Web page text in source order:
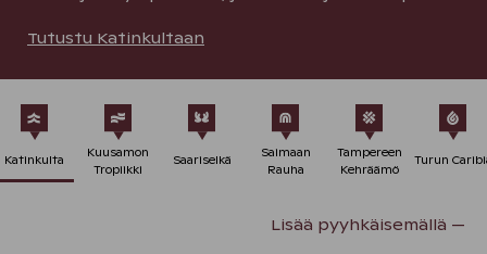
Tutustu Katinkultaan
Katinkulta
Kuusamon
Tropiikki
Saariselkä
Saimaan
Rauha
Tampereen
Kehräämö
Turun
Lisää pyyhkäisemällä —